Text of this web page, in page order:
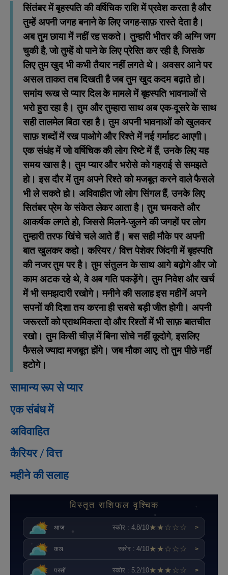
सिंतंबर में बृहस्पति की वर्षिचिक राशि में प्रवेश करता है और
तुम्हें अपनी जगह बनाने के लिए जगह-साफ़ रास्ते देता है।
अब तुम छाया में नहीं रह सकते। तुम्‍हारी भीतर की अग्नि जग
चुकी है, जो तुम्हें वो पाने के लिए प्रेरित कर रही है, जिसके
लिए तुम खुद भी कभी तैयार नहीं लगते थे। अवसर आने पर
असल ताकत तब दिखती है जब तुम खुद कदम बढ़ाते हो।
समांय रूख से प्यार दिल के मामले में बृहस्पति भावनाओं से
भरो हुरा रहा है। तुम और तुम्हारा साथ अब एक-दूसरे के साथ
सही तालमेल बिठा रहा है। तुम अपनी भावनाओं को खुलकर
साफ़ शब्दों में रख पाओगे और रिश्ते में नई गर्माहट आएगी।
एक संधंह में जो वर्षिचिक की लोग रिष्टे में हैं, उनके लिए यह
समय खास है। तुम प्यार और भरोसे को गहराई से समझते
हो। इस दौर में तुम अपने रिश्ते को मजबूत करने वाले फैसले
भी ले सकते हो। अविवाहीत जो लोग सिंगल हैं, उनके लिए
सितंबर प्रेम के संकेत लेकर आता है। तुम चमकते और
आकर्षक लगते हो, जिससे मिलने-जुलने की जगहों पर लोग
तुम्हारी तरफ खिंचे चले आते हैं। बस सही मौके पर अपनी
बात खुलकर कहो। करियर / वित्त पेशेवर जिंदगी में बृहस्पति
की नजर तुम पर है। तुम संतुलन के साथ आगे बढ़ोगे और जो
काम अटक रहे थे, वे अब गति पकड़ेंगे। तुम निवेश और खर्च
में भी समझदारी रखोगे। मनीने की सलाह इस महीनें अपने
सपनों की दिशा तय करना ही सबसे बड़ी जीत होगी। अपनी
जरूरतों को प्राथमिकता दो और रिश्तों में भी साफ़ बातचीत
रखो। तुम किसी चीज़ में बिना सोचे नहीं कूदोगे, इसलिए
फैसले ज्यादा मजबूत होंगे। जब मौका आए, तो तुम पीछे नहीं
हटोगे।
सामान्य रूप से प्यार
एक संबंध में
अविवाहित
कैरियर / वित्त
महीने की सलाह
विस्तृत राशिफल वृश्चिक
आज स्कोर : 4.8/10★★☆☆☆ >
कल स्कोर : 4/10★★☆☆☆ >
परसों स्कोर : 5.2/10★★★☆☆ >